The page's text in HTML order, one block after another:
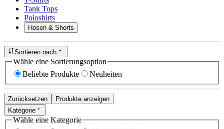
Tank Tops
Poloshirts
Hosen & Shorts
Sortieren nach
Wähle eine Sortierungsoption
Beliebte Produkte
Neuheiten
Zurücksetzen
Produkte anzeigen
Kategorie
Wähle eine Kategorie